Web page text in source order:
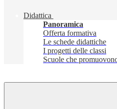
Didattica
Panoramica
Offerta formativa
Le schede didattiche
I progetti delle classi
Scuole che